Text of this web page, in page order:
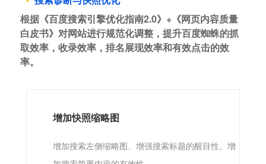
根据《百度搜索引擎优化指南2.0》+《网页内容质量
白皮书》对网站进行规范化调整，提升百度蜘蛛的抓
取效率，收录效率，排名展现效率和有效点击的效
率。
增加快照缩略图
增加搜索左侧缩略图、增强搜索标题的醒目性、增